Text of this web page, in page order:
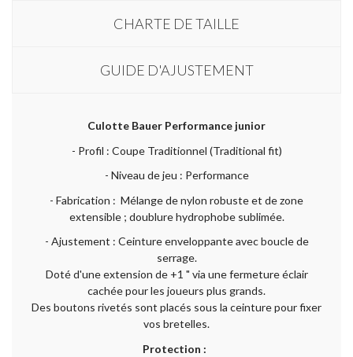
CHARTE DE TAILLE
GUIDE D'AJUSTEMENT
Culotte Bauer Performance junior
- Profil : Coupe Traditionnel (Traditional fit)
- Niveau de jeu : Performance
- Fabrication : Mélange de nylon robuste et de zone
extensible ; doublure hydrophobe sublimée.
- Ajustement : Ceinture enveloppante avec boucle de
serrage.
Doté d'une extension de +1 " via une fermeture éclair
cachée pour les joueurs plus grands.
Des boutons rivetés sont placés sous la ceinture pour fixer
vos bretelles.
Protection :